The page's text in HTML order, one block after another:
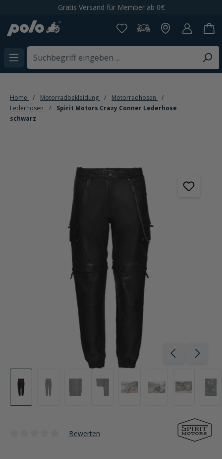
Gratis Versand für Member ab 0€
Home Motorradbekleidung
Motorradhosen
Lederhosen
Spirit Motors Crazy Conner Lederhose
schwarz
Bildergalerie überspringen
Bewerten